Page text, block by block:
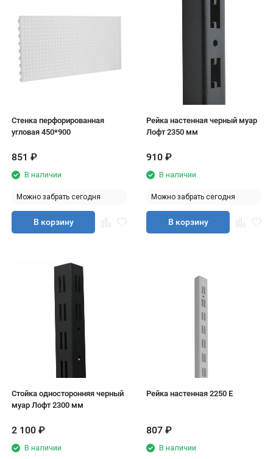
Стенка перфорированная
угловая 450*900
851 ₽
В наличии
Можно забрать сегодня
В корзину
Рейка настенная черный муар
Лофт 2350 мм
910 ₽
В наличии
Можно забрать сегодня
В корзину
Стойка односторонняя черный
муар Лофт 2300 мм
2 100 ₽
В наличии
Рейка настенная 2250 Е
807 ₽
В наличии